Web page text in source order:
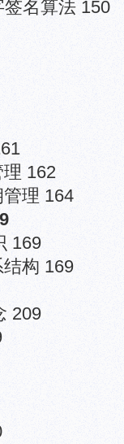
名算法 150
162
理 164
169
构 169
209